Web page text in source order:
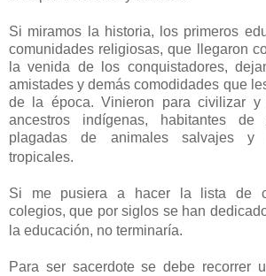
Si miramos la historia, los primeros
comunidades religiosas, que llegaron
la venida de los conquistadores,
amistades y demás comodidades que
de la época. Vinieron para civilizar y
ancestros indígenas, habitantes de
plagadas de animales salvajes y
tropicales.
Si me pusiera a hacer la lista de
colegios, que por siglos se han
la educación, no terminaría.
Para ser sacerdote se debe recorrer